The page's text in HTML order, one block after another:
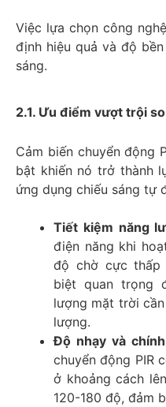
Việc lựa chọn công
định hiệu quả và độ
sáng.
2.1. Ưu điểm vượt trội
Cảm biến chuyển động
bật khiến nó trở thành
ứng dụng chiếu sáng tự
Tiết kiệm năng
điện năng khi
độ chờ cực thấp
biệt quan trọng
lượng mặt trời
lượng.
Độ nhạy và
chuyển động PIR
ở khoảng cách
120-180 độ, đảm